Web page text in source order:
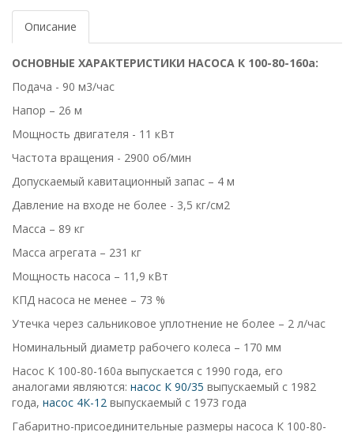
Описание
ОСНОВНЫЕ ХАРАКТЕРИСТИКИ НАСОСА К 100-80-160а:
Подача - 90 м3/час
Напор – 26 м
Мощность двигателя - 11 кВт
Частота вращения - 2900 об/мин
Допускаемый кавитационный запас – 4 м
Давление на входе не более - 3,5 кг/см2
Масса – 89 кг
Масса агрегата – 231 кг
Мощность насоса – 11,9 кВт
КПД насоса не менее – 73 %
Утечка через сальниковое уплотнение не более – 2 л/час
Номинальный диаметр рабочего колеса – 170 мм
Насос К 100-80-160а выпускается с 1990 года, его
аналогами являются: насос К 90/35 выпускаемый с 1982
года, насос 4К-12 выпускаемый с 1973 года
Габаритно-присоединительные размеры насоса К 100-80-